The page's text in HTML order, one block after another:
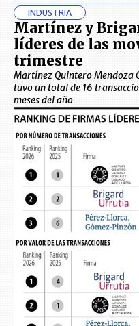
INDUSTRIA
Martínez y
líderes de las
trimestre
Martínez Quintero Mendoza
tuvo un total de 16
meses del año